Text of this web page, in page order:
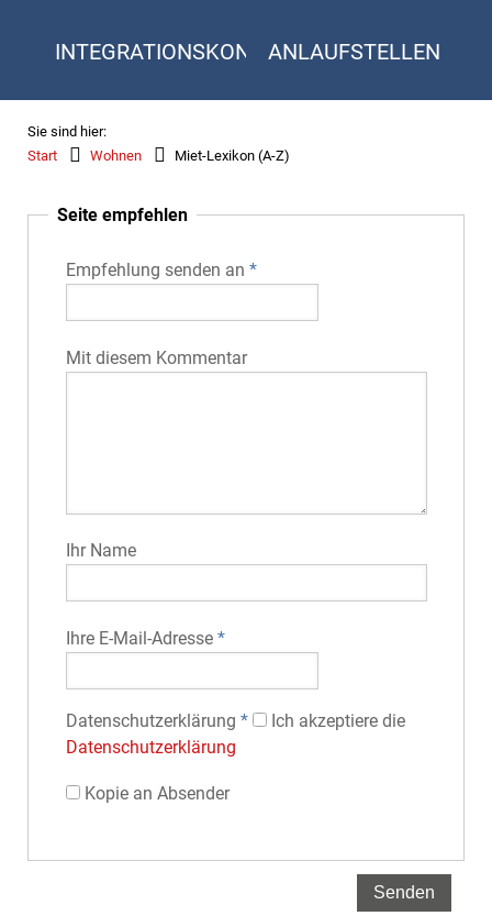
INTEGRATIONSKONZEPTANLAUFSTELLEN
Sie sind hier:
Start
Wohnen Miet-Lexikon (A-Z)
Seite empfehlen
Empfehlung senden an *
Mit diesem Kommentar
Ihr Name
Ihre E-Mail-Adresse*
Datenschutz­erklärung *
Ich akzeptiere die
Datenschutz­erklärung
Kopie an Absender